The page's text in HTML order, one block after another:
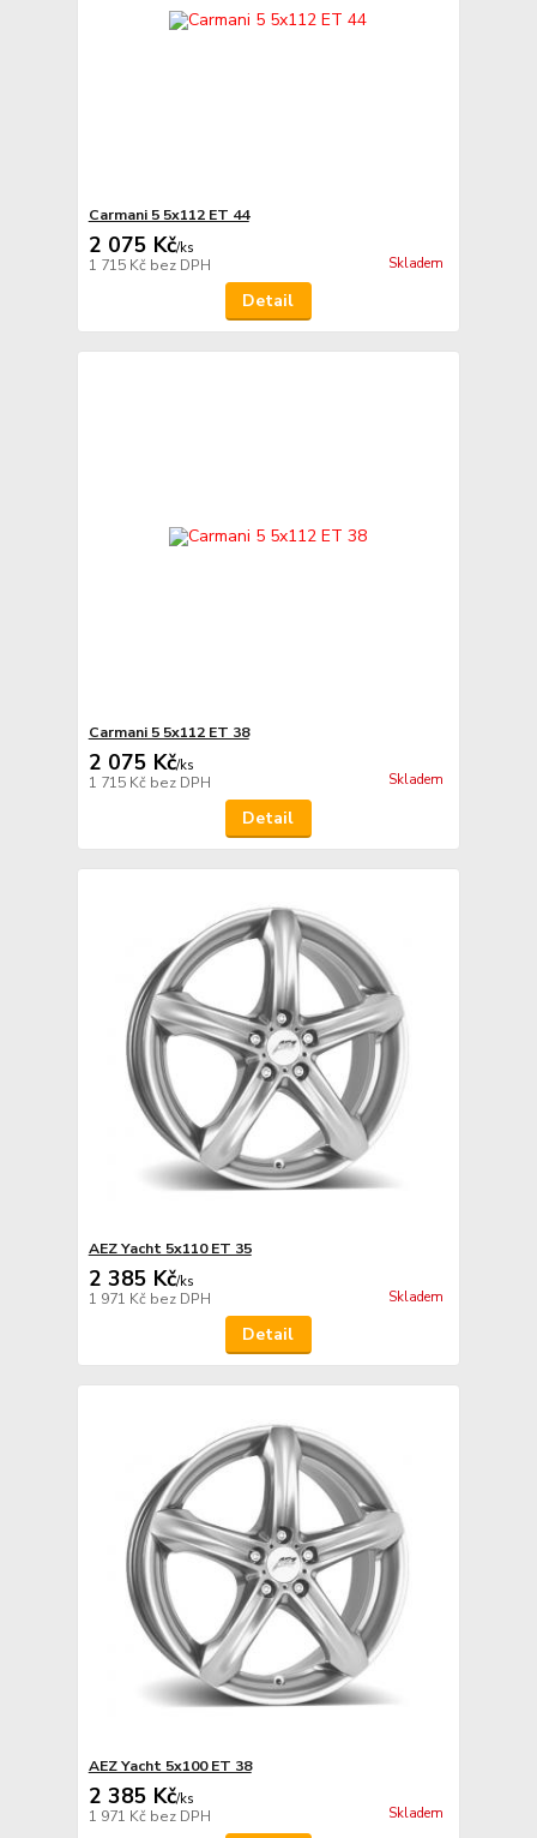
Carmani 5 5x112 ET 44
2 075 Kč/ks
1 715 Kč bez DPH Skladem
Detail
Carmani 5 5x112 ET 38
2 075 Kč/ks
1 715 Kč bez DPH Skladem
Detail
AEZ Yacht 5x110 ET 35
2 385 Kč/ks
1 971 Kč bez DPH Skladem
Detail
AEZ Yacht 5x100 ET 38
2 385 Kč/ks
1 971 Kč bez DPH Skladem